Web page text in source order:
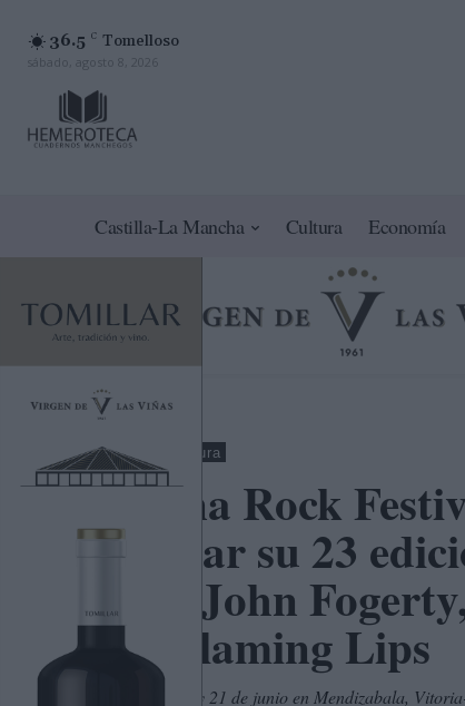
36.5 C Tomelloso
sábado, agosto 8, 2026
Castilla-La Mancha Cultura Economía
Nacional Cultura
Azkena Rock
celebrar su 23
como John
The Flaming Lips
Los días 19, 20 y 21 de junio en Mendizabala,